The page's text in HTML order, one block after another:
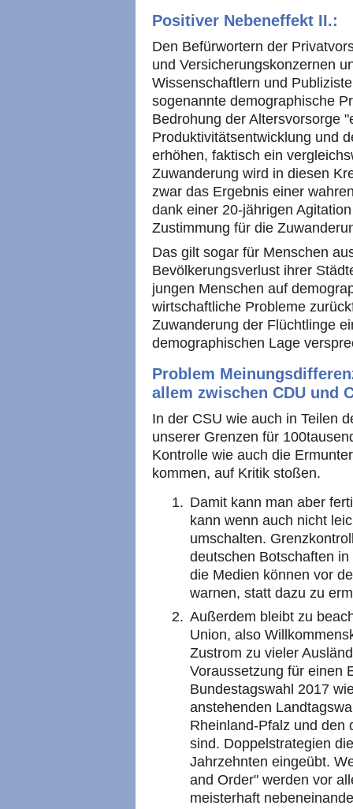
Positiver Nebeneffekt II.:
Den Befürwortern der
und Versicherungskonzernen
Wissenschaftlern und
sogenannte demographische
Bedrohung der Altersvorsorge
Produktivitätsentwicklung und
erhöhen, faktisch ein
Zuwanderung wird in diesen
zwar das Ergebnis einer
dank einer 20-jährigen
Zustimmung für die
Das gilt sogar für Menschen
Bevölkerungsverlust ihrer
jungen Menschen auf
wirtschaftliche Probleme
Zuwanderung der Flüchtlinge
demographischen Lage
Problem
allem zwischen CDU und
In der CSU wie auch in Teilen
unserer Grenzen für
Kontrolle wie auch die
kommen, auf Kritik stoßen.
Damit kann man aber
kann wenn auch nicht
umschalten.
deutschen Botschaften
die Medien können vor
warnen, statt dazu zu
Außerdem bleibt zu
Union, also
Zustrom zu vieler
Voraussetzung für einen
Bundestagswahl 2017
anstehenden
Rheinland-Pfalz und den
sind. Doppelstrategien
Jahrzehnten eingeübt.
and Order" werden vor
meisterhaft